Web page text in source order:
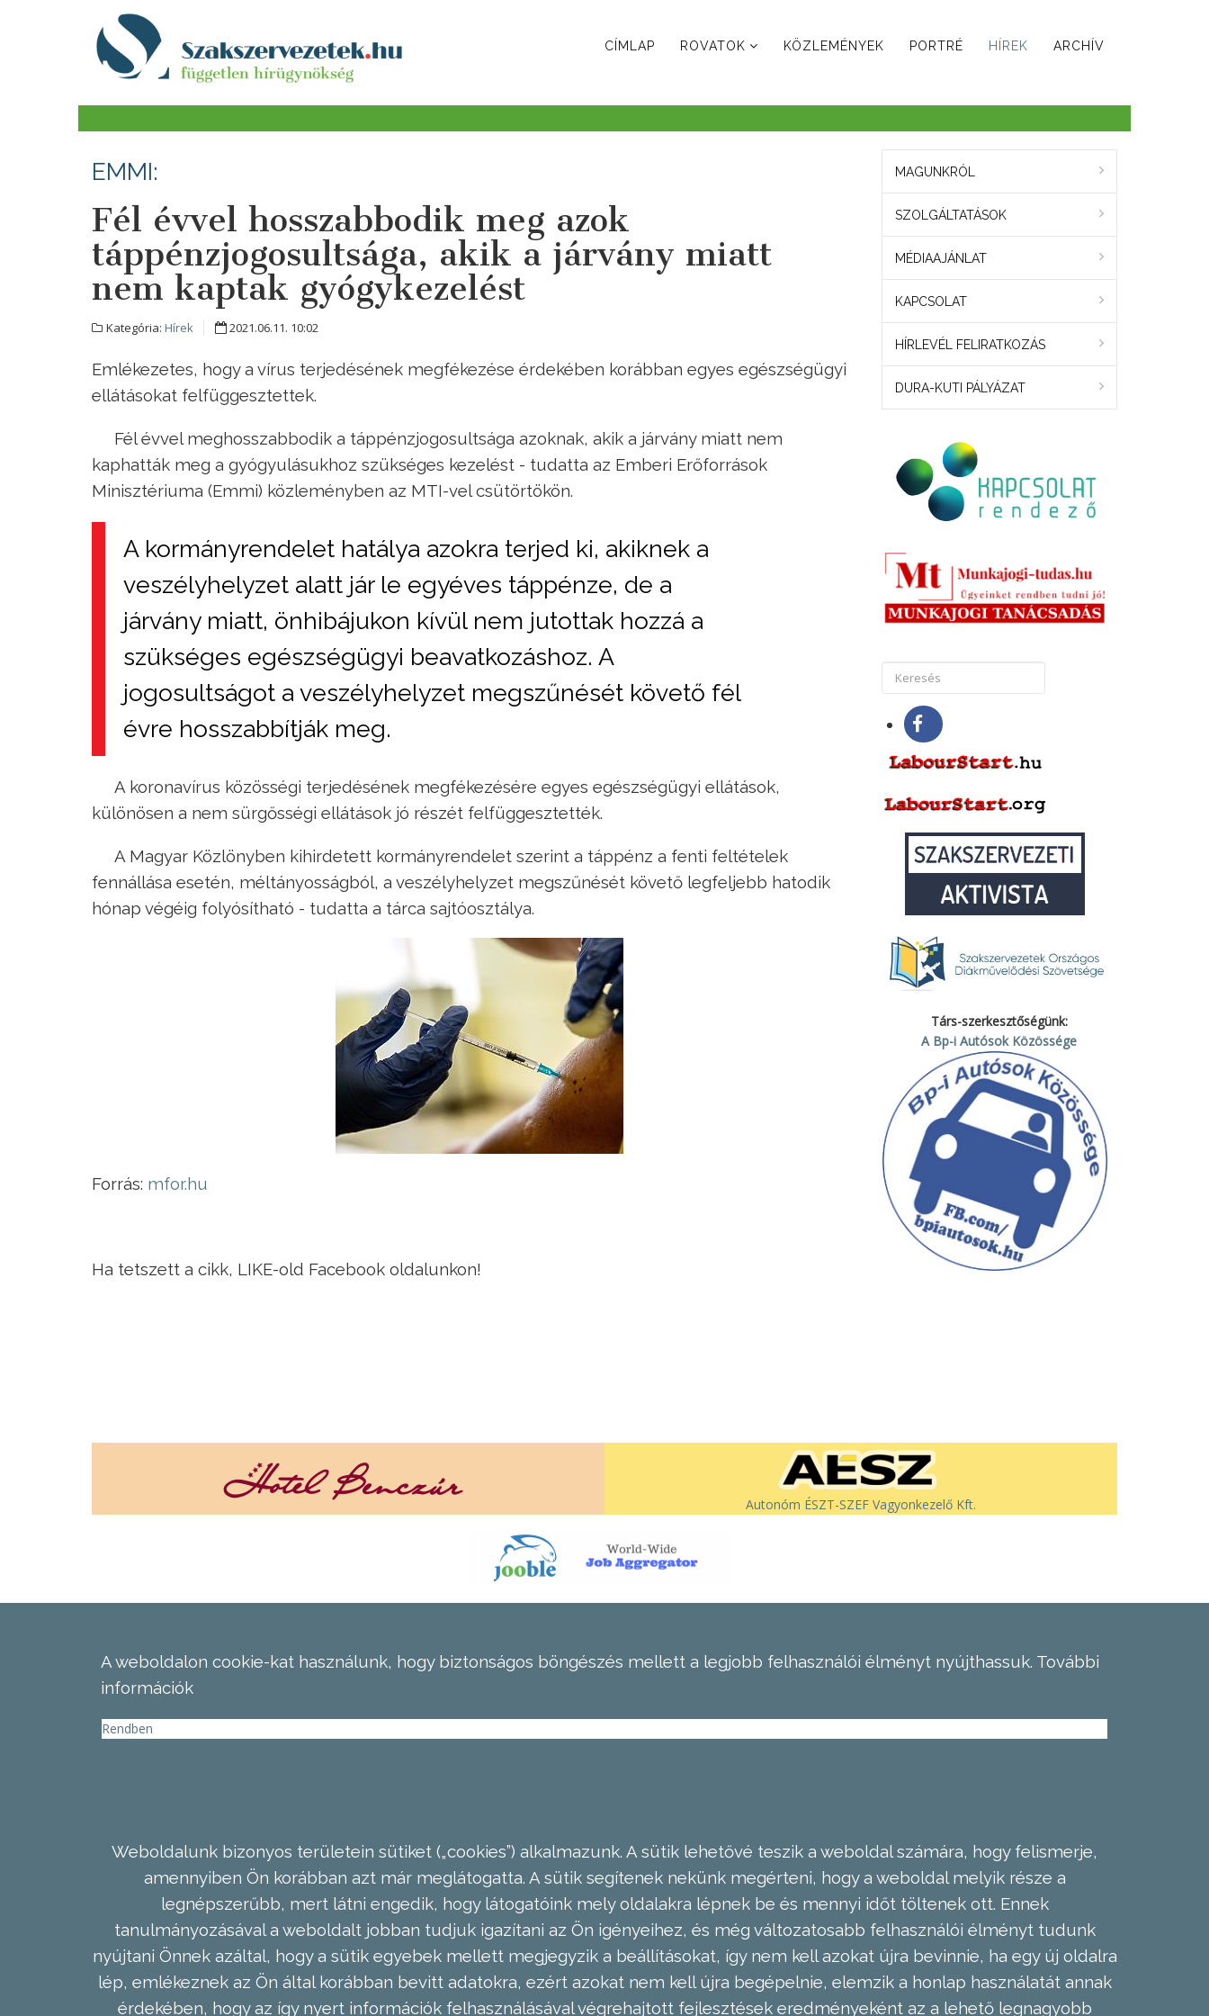
CÍMLAP ROVATOK KÖZLEMÉNYEK PORTRÉ HÍREK ARCHÍV
EMMI:
Fél évvel hosszabbodik meg azok
táppénzjogosultsága, akik a járvány miatt
nem kaptak gyógykezelést
Kategória: Hírek 2021.06.11. 10:02
Emlékezetes, hogy a vírus terjedésének megfékezése érdekében korábban egyes egészségügyi
ellátásokat felfüggesztettek.
Fél évvel meghosszabbodik a táppénzjogosultsága azoknak, akik a járvány miatt nem
kaphatták meg a gyógyulásukhoz szükséges kezelést - tudatta az Emberi Erőforrások
Minisztériuma (Emmi) közleményben az MTI-vel csütörtökön.
A kormányrendelet hatálya azokra terjed ki, akiknek a
veszélyhelyzet alatt jár le egyéves táppénze, de a
járvány miatt, önhibájukon kívül nem jutottak hozzá a
szükséges egészségügyi beavatkozáshoz. A
jogosultságot a veszélyhelyzet megszűnését követő fél
évre hosszabbítják meg.
A koronavírus közösségi terjedésének megfékezésére egyes egészségügyi ellátások,
különösen a nem sürgősségi ellátások jó részét felfüggesztették.
A Magyar Közlönyben kihirdetett kormányrendelet szerint a táppénz a fenti feltételek
fennállása esetén, méltányosságból, a veszélyhelyzet megszűnését követő legfeljebb hatodik
hónap végéig folyósítható - tudatta a tárca sajtóosztálya.
Forrás: mfor.hu
Ha tetszett a cikk, LIKE-old Facebook oldalunkon!
MAGUNKRÓL
SZOLGÁLTATÁSOK
MÉDIAAJÁNLAT
KAPCSOLAT
HÍRLEVÉL FELIRATKOZÁS
DURA-KUTI PÁLYÁZAT
Társ-szerkesztőségünk:
A Bp-i Autósok Közössége
Autonóm ÉSZT-SZEF Vagyonkezelő Kft.
A weboldalon cookie-kat használunk, hogy biztonságos böngészés mellett a legjobb felhasználói élményt nyújthassuk. További
információk
Rendben
Weboldalunk bizonyos területein sütiket („cookies”) alkalmazunk. A sütik lehetővé teszik a weboldal számára, hogy felismerje,
amennyiben Ön korábban azt már meglátogatta. A sütik segítenek nekünk megérteni, hogy a weboldal melyik része a
legnépszerűbb, mert látni engedik, hogy látogatóink mely oldalakra lépnek be és mennyi időt töltenek ott. Ennek
tanulmányozásával a weboldalt jobban tudjuk igazítani az Ön igényeihez, és még változatosabb felhasználói élményt tudunk
nyújtani Önnek azáltal, hogy a sütik egyebek mellett megjegyzik a beállításokat, így nem kell azokat újra bevinnie, ha egy új oldalra
lép, emlékeznek az Ön által korábban bevitt adatokra, ezért azokat nem kell újra begépelnie, elemzik a honlap használatát annak
érdekében, hogy az így nyert információk felhasználásával végrehajtott fejlesztések eredményeként az a lehető legnagyobb